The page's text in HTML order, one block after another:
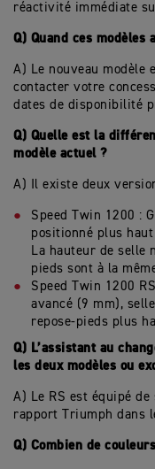
réactivité immédiate
Q) Quand ces
A) Le nouveau modèle
contacter votre
dates de disponibilité
Q) Quelle est la
modèle actuel ?
A) Il existe deux
Speed Twin 1200 :
positionné plus
La hauteur de selle
pieds sont à la
Speed Twin 1200
avancé (9 mm),
repose-pieds plus
Q) L’assistant au
les deux modèles ou
A) Le RS est équipé
rapport Triumph dans
Q) Combien de